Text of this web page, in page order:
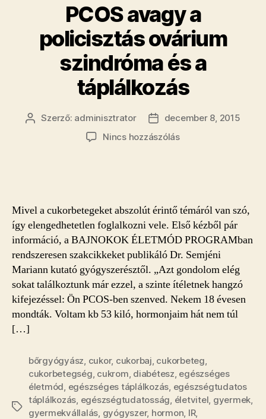
PCOS avagy a
policisztás ovárium
szindróma és a
táplálkozás
Bejegyzés
Szerző: adminisztrator
Bejegyzés
dátuma
december 8, 2015
Nincs hozzászólása(z)
szindróma
és
a
táplálkozás
bejegyzéshez
Mivel a cukorbetegeket abszolút érintő témáról van szó,
így elengedhetetlen foglalkozni vele. Első kézből pár
információ, a BAJNOKOK ÉLETMÓD PROGRAMban
rendszeresen szakcikkeket publikáló Dr. Semjéni
Mariann kutató gyógyszerésztől. „Azt gondolom elég
sokat találkoztunk már ezzel, a szinte ítéletnek hangzó
kifejezéssel: Ön PCOS-ben szenved. Nekem 18 évesen
mondták. Voltam kb 53 kiló, hormonjaim hát nem túl
[…]
Címkék
bőrgyógyász cukor, cukorbaj cukorbeteg
cukorbetegség cukrom diabétesz egészséges
életmód egészséges táplálkozás egészségtudatos
táplálkozás egészségtudatosság életvitel gyermek
gyermekvállalás gyógyszer, hormon IR,